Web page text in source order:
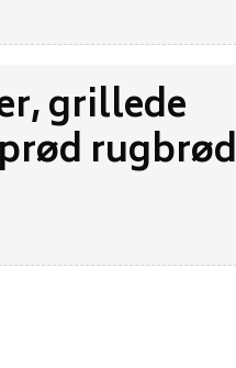
grillede
rugbrød